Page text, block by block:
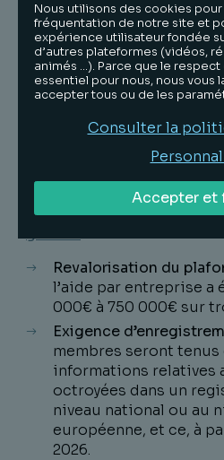
bénéficiaires finaux ».
2. Sur le règlement de
SIEG
du 13 décembre 2023
articles 107 et 108 du traité
aides de minimis
fournissant des services
Revalorisation du
l’aide par entreprise a
000€ à 750 000€ sur
Exigence
membres seront tenus
informations relatives
octroyées dans un
niveau national ou au
européenne, et ce, à
2026.
Nous utilisons des cookies pour
fréquentation de notre site et
expérience utilisateur fondée
d’autres plateformes (vidéos,
animés …). Parce que le
essentiel pour nous, nous vous
accepter tous ou de les
Consulter la
Accepter et